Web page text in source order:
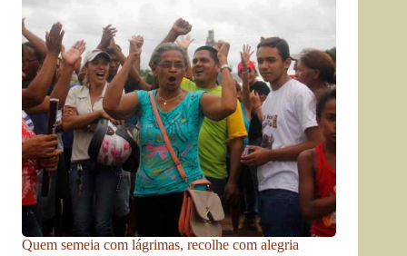
Quem semeia com lágrimas, recolhe com alegria